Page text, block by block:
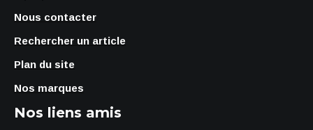
Nous contacter
Rechercher un article
Plan du site
Nos marques
Nos liens amis